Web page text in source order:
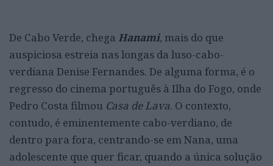
De Cabo Verde, chega Hanami, mais do que
auspiciosa estreia nas longas da luso-cabo-
verdiana Denise Fernandes. De alguma forma, é o
regresso do cinema português à Ilha do Fogo, onde
Pedro Costa filmou Casa de Lava. O contexto,
contudo, é eminentemente cabo-verdiano, de
dentro para fora, centrando-se em Nana, uma
adolescente que quer ficar, quando a única solução